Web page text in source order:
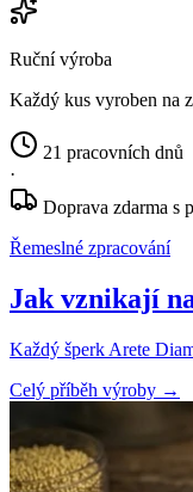
Ruční výroba
Každý kus vyroben na
21 pracovních dnů
·
Doprava zdarma s
Řemeslné zpracování
Jak vznikají
Každý šperk Arete
Celý příběh výroby →